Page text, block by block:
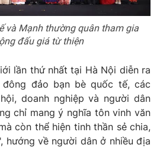
và Mạnh thường quân tham gia
đấu giá từ thiện
lần thứ nhất tại Hà Nội diễn ra
đảo bạn bè quốc tế, các
doanh nghiệp và người dân
chỉ mang ý nghĩa tôn vinh văn
còn thể hiện tinh thần sẻ chia,
hướng về người dân ở nhiều địa